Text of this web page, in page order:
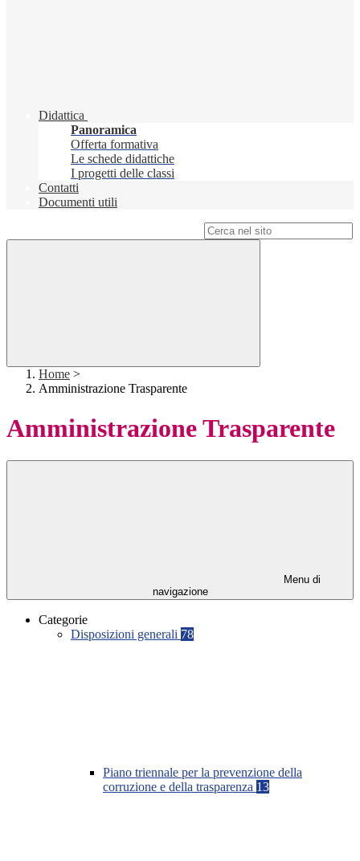
Didattica
Panoramica
Offerta formativa
Le schede didattiche
I progetti delle classi
Contatti
Documenti utili
Home >
Amministrazione Trasparente
Amministrazione Trasparente
Menu di
navigazione
Categorie
Disposizioni generali 78
Piano triennale per la prevenzione della
corruzione e della trasparenza 13